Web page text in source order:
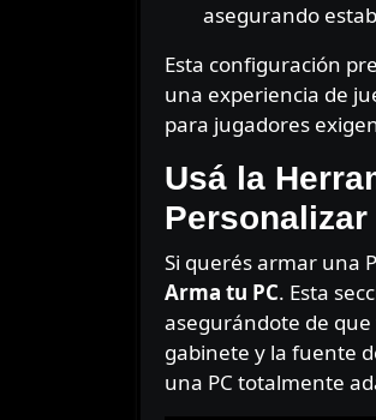
asegurando
Esta configuración
una experiencia de
para jugadores
Usá la
Si querés armar una
Arma tu PC. Esta
asegurándote de que
gabinete y la fuente
una PC totalmente